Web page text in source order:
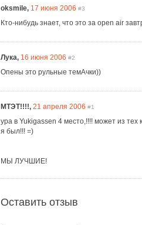
oksmile, 17 июня 2006 #3
Кто-нибудь знает, что это за open air
Лука, 16 июня 2006 #2
Опены это рульные темАчки))
МТЭТ!!!!, 21 апреля 2006 #1
ура в Yukigassen 4 место,!!!! может из
я был!!! =)
МЫ ЛУЧШИЕ!
Оставить отзыв